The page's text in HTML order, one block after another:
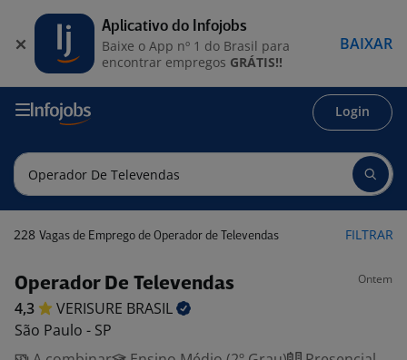
Login
228 Vagas de Emprego de Operador de Televendas FILTRAR
Operador De Televendas Ontem
4,3 VERISURE BRASIL
São Paulo - SP
Aplicativo do Infojobs
Baixe o App nº 1 do Brasil para
encontrar empregos GRÁTIS!!
BAIXAR